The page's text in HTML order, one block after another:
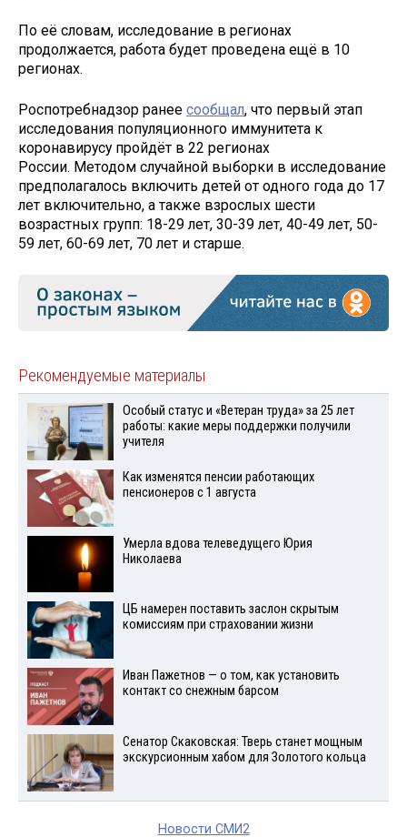
По её словам, исследование в регионах
продолжается, работа будет проведена ещё в 10
регионах.
Роспотребнадзор ранее сообщал, что первый этап
исследования популяционного иммунитета к
коронавирусу пройдёт в 22 регионах
России. Методом случайной выборки в исследование
предполагалось включить детей от одного года до 17
лет включительно, а также взрослых шести
возрастных групп: 18-29 лет, 30-39 лет, 40-49 лет, 50-
59 лет, 60-69 лет, 70 лет и старше.
Рекомендуемые материалы
Особый статус и «Ветеран труда» за 25 лет
работы: какие меры поддержки получили
учителя
Как изменятся пенсии работающих
пенсионеров с 1 августа
Умерла вдова телеведущего Юрия
Николаева
ЦБ намерен поставить заслон скрытым
комиссиям при страховании жизни
Иван Пажетнов — о том, как установить
контакт со снежным барсом
Сенатор Скаковская: Тверь станет мощным
экскурсионным хабом для Золотого кольца
Новости СМИ2